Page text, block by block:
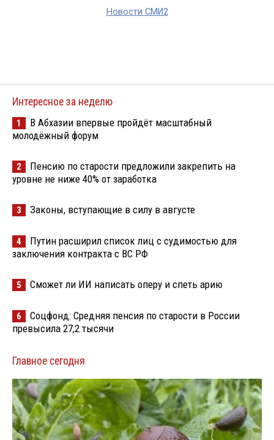
Новости СМИ2
Интересное за неделю
1
В Абхазии впервые пройдёт масштабный
молодёжный форум
2
Пенсию по старости предложили закрепить на
уровне не ниже 40% от заработка
3 Законы, вступающие в силу в августе
4
Путин расширил список лиц с судимостью для
заключения контракта с ВС РФ
5 Сможет ли ИИ написать оперу и спеть арию
6
Соцфонд: Средняя пенсия по старости в России
превысила 27,2 тысячи
Главное сегодня